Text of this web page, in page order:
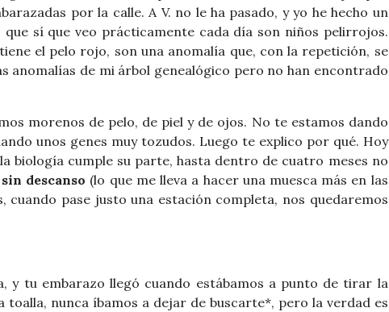
por la calle. A V. no le ha pasado, y yo he hecho un
sí que veo prácticamente cada día son niños pelirrojos.
el pelo rojo, son una anomalía que, con la repetición, se
anomalías de mi árbol genealógico pero no han encontrado
morenos de pelo, de piel y de ojos. No te estamos dando
unos genes muy tozudos. Luego te explico por qué. Hoy
biología cumple su parte, hasta dentro de cuatro meses no
descanso (lo que me lleva a hacer una muesca más en las
pase justo una estación completa, nos quedaremos
y tu embarazo llegó cuando estábamos a punto de tirar la
nunca íbamos a dejar de buscarte*, pero la verdad es